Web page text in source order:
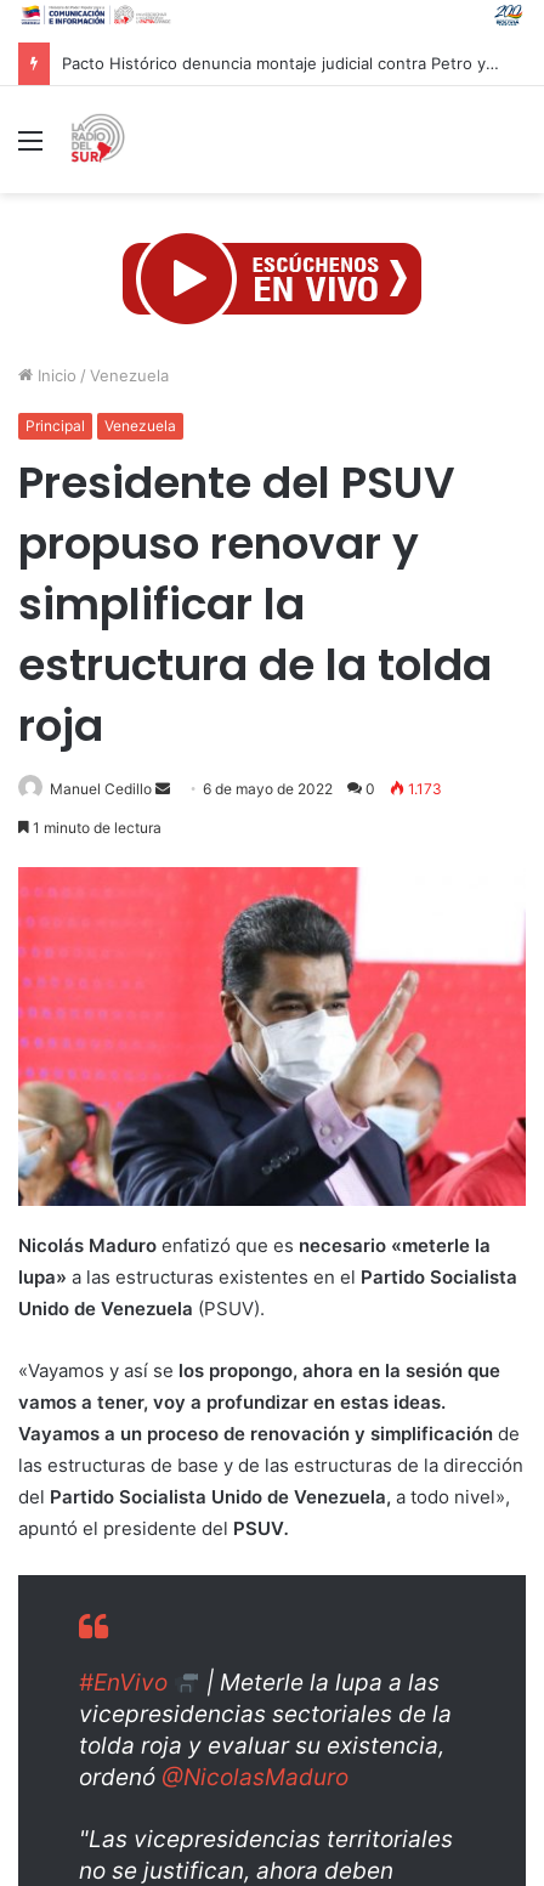
Centro Caribe Sports aprueba hoja de ruta para evaluar candidatura de Centroamericanos Caracas 2030
Menú
Inicio / Venezuela
Principal Venezuela
Presidente del PSUV
propuso renovar y
simplificar la
estructura de la tolda
roja
Manuel Cedillo
Send6 de mayo de 2022 0 1.173
1 minuto de lectura
Nicolás Maduro enfatizó que es necesario «meterle la
lupa» a las estructuras existentes en el Partido Socialista
Unido de Venezuela (PSUV).
«Vayamos y así se los propongo, ahora en la sesión que
vamos a tener, voy a profundizar en estas ideas.
Vayamos a un proceso de renovación y simplificación de
las estructuras de base y de las estructuras de la dirección
del Partido Socialista Unido de Venezuela, a todo nivel»,
apuntó el presidente del PSUV.
#EnVivo
| Meterle la lupa a las
vicepresidencias sectoriales de la
tolda roja y evaluar su existencia,
ordenó @NicolasMaduro
"Las vicepresidencias territoriales
no se justifican, ahora deben